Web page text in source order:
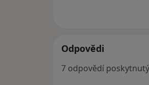
Odpovědi
7 odpovědí